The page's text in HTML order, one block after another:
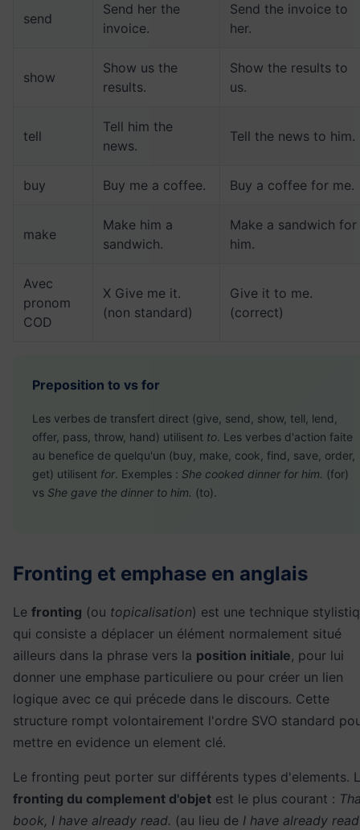
send
Send her the
invoice.
Send the invoice to
her.
show
Show us the
results.
Show the results to
us.
tell
Tell him the
news.
Tell the news to him.
buy Buy me a coffee. Buy a coffee for me.
make
Make him a
sandwich.
Make a sandwich for
him.
Avec
pronom
COD
X Give me it.
(non standard)
Give it to me.
(correct)
Preposition to vs for
Les verbes de transfert direct (give, send, show, tell, lend,
offer, pass, throw, hand) utilisent to. Les verbes d'action faite
au benefice de quelqu'un (buy, make, cook, find, save, order,
get) utilisent for. Exemples : She cooked dinner for him. (for)
vs She gave the dinner to him. (to).
Fronting et emphase en anglais
Le fronting (ou topicalisation) est une technique
qui consiste a déplacer un élément normalement situé
ailleurs dans la phrase vers la position initiale, pour lui
donner une emphase particuliere ou pour créer un lien
logique avec ce qui précede dans le discours. Cette
structure rompt volontairement l'ordre SVO standard
mettre en evidence un element clé.
Le fronting peut porter sur différents types d'elements.
fronting du complement d'objet est le plus courant :
book, I have already read. (au lieu de I have already read